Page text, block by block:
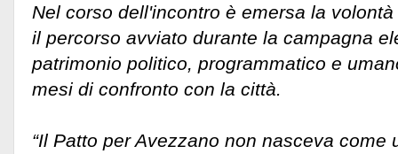
Nel corso dell'incontro è emersa la
il percorso avviato durante la campagna
patrimonio politico, programmatico e
mesi di confronto con la città.
“Il Patto per Avezzano non nasceva come